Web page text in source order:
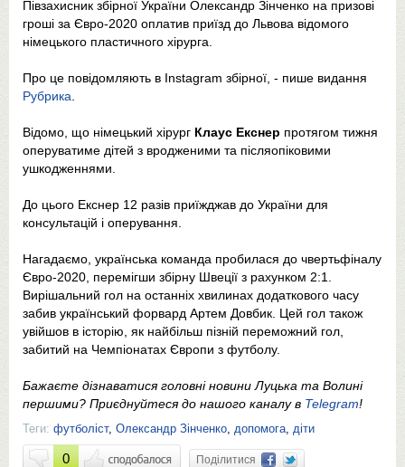
Півзахисник збірної України Олександр Зінченко на призові
гроші за Євро-2020 оплатив приїзд до Львова відомого
німецького пластичного хірурга.
Про це повідомляють в Instagram збірної, - пише видання
Рубрика
Відомо, що німецький хірург Клаус Екснер протягом тижня
оперуватиме дітей з вродженими та післяопіковими
ушкодженнями.
До цього Екснер 12 разів приїжджав до України для
консультацій і оперування.
Нагадаємо, українська команда пробилася до чвертьфіналу
Євро-2020, перемігши збірну Швеції з рахунком 2:1.
Вирішальний гол на останніх хвилинах додаткового часу
забив український форвард Артем Довбик. Цей гол також
увійшов в історію, як найбільш пізній переможний гол,
забитий на Чемпіонатах Європи з футболу.
Бажаєте дізнаватися головні новини Луцька та Волині
першими? Приєднуйтеся до нашого каналу в Telegram!
Теги: футболіст, Олександр Зінченко, допомога, діти
0 Поділитися